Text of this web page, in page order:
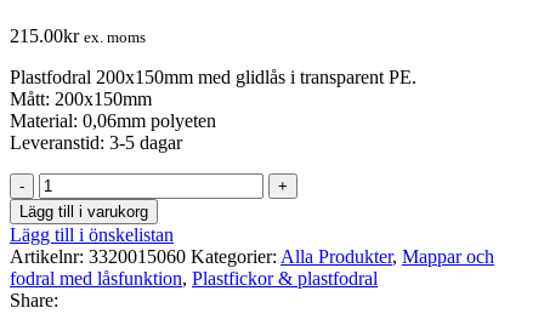
215.00kr ex. moms
Plastfodral 200x150mm med glidlås i transparent PE.
Mått: 200x150mm
Material: 0,06mm polyeten
Leveranstid: 3-5 dagar
Plastfodral
200x150mm
med
glidlås
100-
pack
mängd
Lägg till i varukorg
Lägg till i önskelistan
Artikelnr: 3320015060 Kategorier: Alla Produkter, Mappar och
fodral med låsfunktion, Plastfickor & plastfodral
Share: